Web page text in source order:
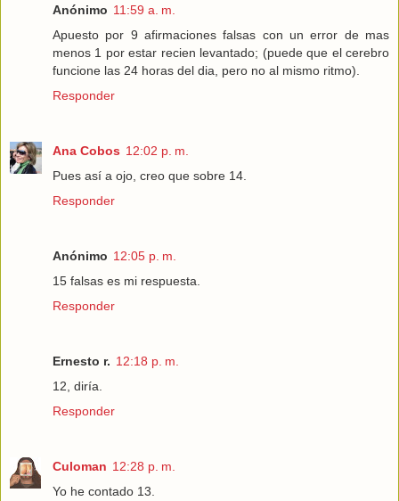
Anónimo 11:59 a. m.
Apuesto por 9 afirmaciones falsas con un error de mas
menos 1 por estar recien levantado; (puede que el cerebro
funcione las 24 horas del dia, pero no al mismo ritmo).
Responder
Ana Cobos 12:02 p. m.
Pues así a ojo, creo que sobre 14.
Responder
Anónimo 12:05 p. m.
15 falsas es mi respuesta.
Responder
Ernesto r. 12:18 p. m.
12, diría.
Responder
Culoman 12:28 p. m.
Yo he contado 13.